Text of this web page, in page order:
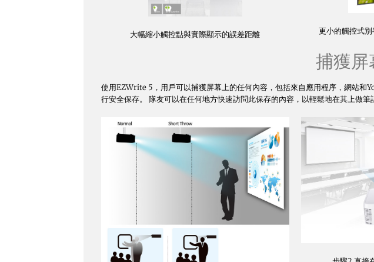
大幅縮小觸控點與實際顯示的誤差距離 更小的觸控式
捕獲屏
使用EZWrite 5，用戶可以捕獲屏幕上的任何內容，包括來自應用程序，網站
行安全保存。 隊友可以在任何地方快速訪問此保存的內容，以輕鬆地在其上做筆